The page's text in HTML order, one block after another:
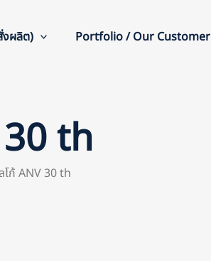
ผลิต) Portfolio / Our Customer
th
ก้ ANV 30 th